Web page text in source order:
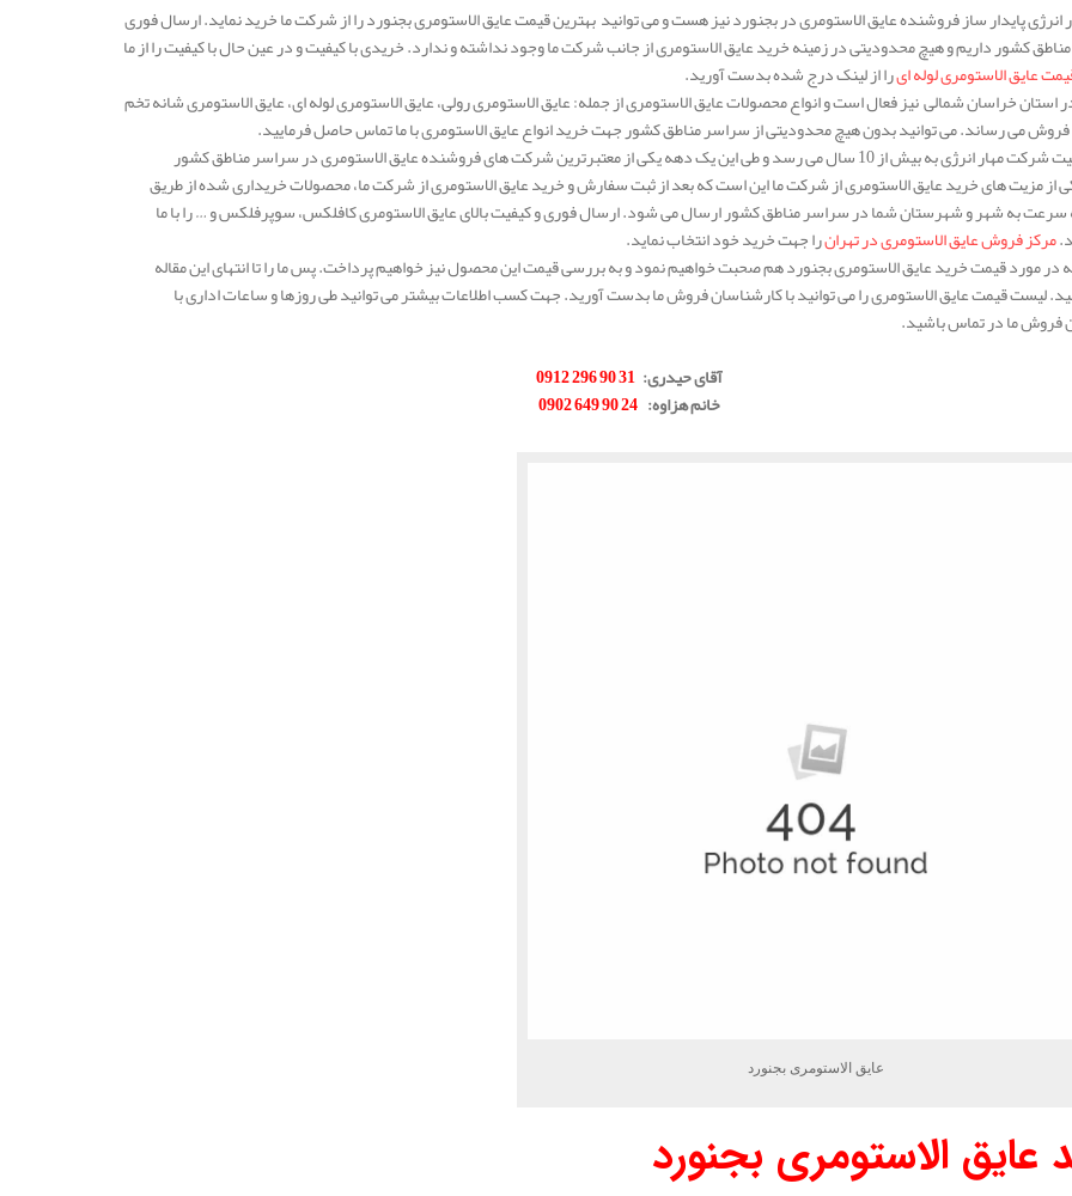
پایدار ساز فروشنده عایق الاستومری در بجنورد نیز هست و می توانید بهترین قیمت عایق الاستومری بجنورد را از شرکت ما خرید نماید. ارسال فوری
کشور داریم و هیچ محدودیتی در زمینه خرید عایق الاستومری از جانب شرکت ما وجود نداشته و ندارد. خریدی با کیفیت و در عین حال با کیفیت را از ما
عایق الاستومری لوله ایرا از لینک درج شده بدست آورید.
خراسان شمالی نیز فعال است و انواع محصولات عایق الاستومری از جمله: عایق الاستومری رولی، عایق الاستومری لوله ای، عایق الاستومری شانه تخم
فروش می رساند. می توانید بدون هیچ محدودیتی از سراسر مناطق کشور جهت خرید انواع عایق الاستومری با ما تماس حاصل فرمایید.
سابقه فعالیت شرکت مهار انرژی به بیش از 10 سال می رسد و طی این یک دهه یکی از معتبرترین شرکت های فروشنده عایق الاستومری در سراسر مناطق کشور
از مزیت های خرید عایق الاستومری از شرکت ما این است که بعد از ثبت سفارش و خرید عایق الاستومری از شرکت ما، محصولات خریداری شده از طریق
سرعت به شهر و شهرستان شما در سراسر مناطق کشور ارسال می شود. ارسال فوری و کیفیت بالای عایق الاستومری کافلکس، سوپرفلکس و … را با ما
مرکز فروش عایق الاستومری در تهرانرا جهت خرید خود انتخاب نماید.
در مورد قیمت خرید عایق الاستومری بجنورد هم صحبت خواهیم نمود و به بررسی قیمت این محصول نیز خواهیم پرداخت. پس ما را تا انتهای این مقاله
لیست قیمت عایق الاستومری را می توانید با کارشناسان فروش ما بدست آورید. جهت کسب اطلاعات بیشتر می توانید طی روزها و ساعات اداری با
فروش ما در تماس باشید.
آقای حیدری:
31 90 296 0912
خانم هزاوه:
24 90 649 0902
عایق الاستومری بجنورد
عایق الاستومری بجنورد